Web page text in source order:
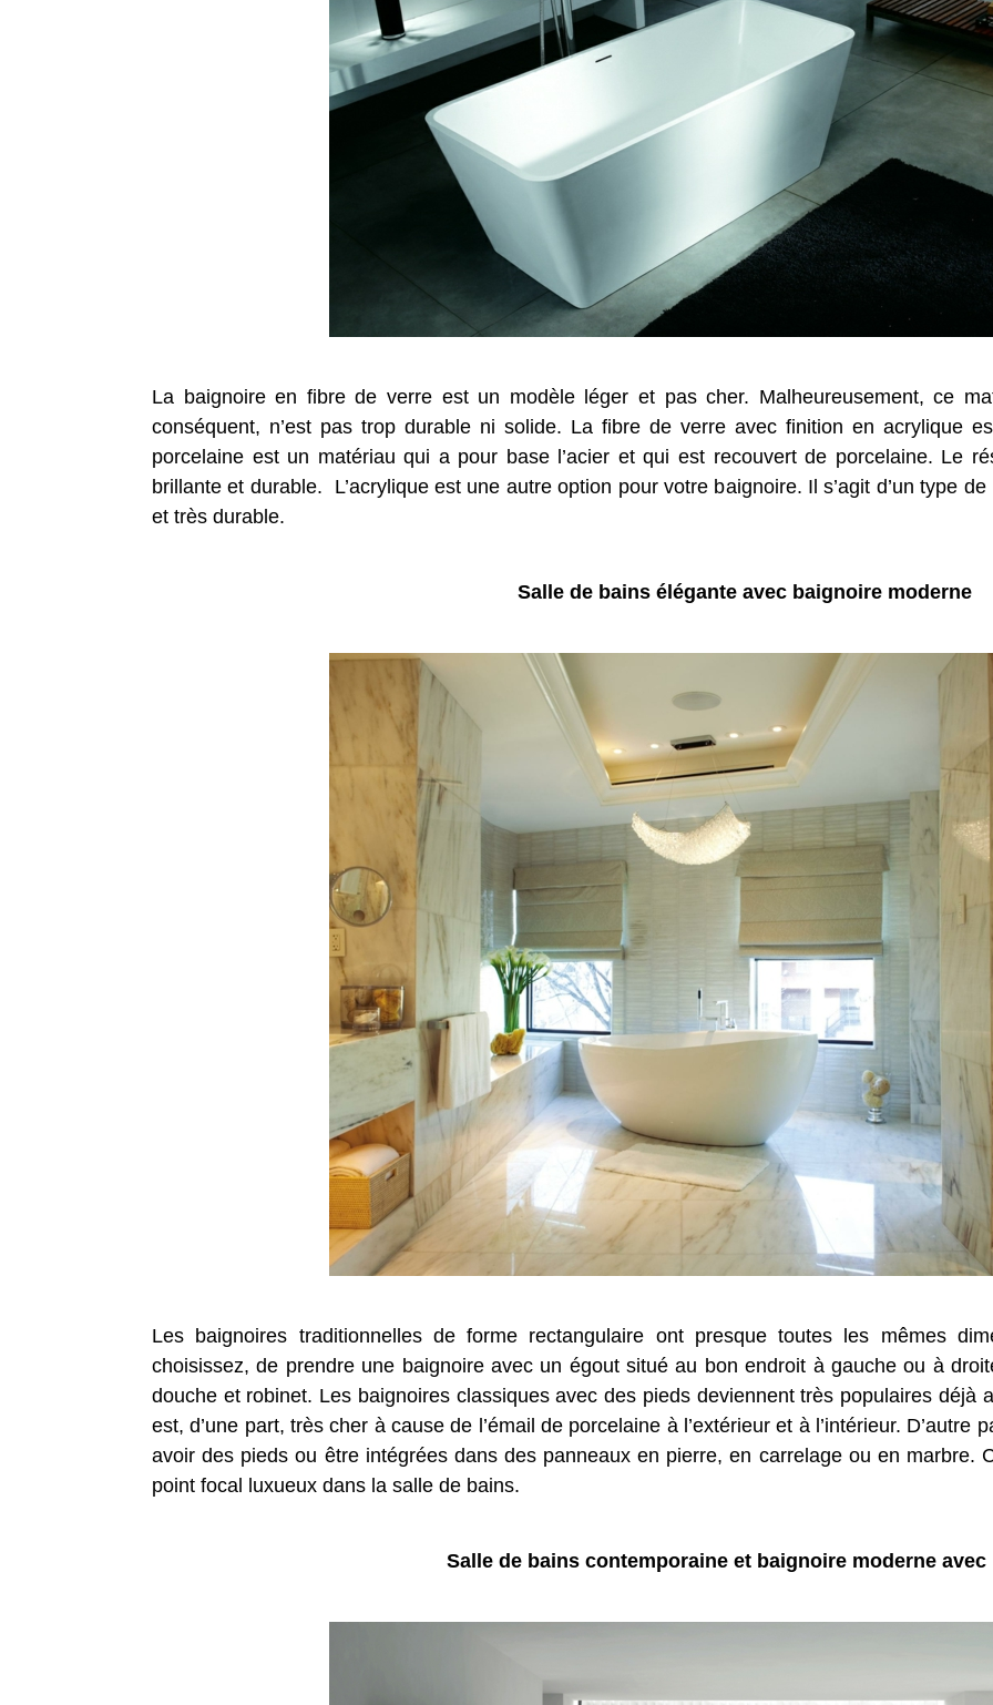
La baignoire en fibre de verre est un modèle léger et pas cher. Malheureusement, ce
conséquent, n’est pas trop durable ni solide. La fibre de verre avec finition en acrylique
porcelaine est un matériau qui a pour base l’acier et qui est recouvert de porcelaine. Le
brillante et durable. L’acrylique est une autre option pour votre baignoire. Il s’agit d’un type
et très durable.
Salle de bains élégante avec baignoire moderne
Les baignoires traditionnelles de forme rectangulaire ont presque toutes les mêmes
choisissez, de prendre une baignoire avec un égout situé au bon endroit à gauche ou à
douche et robinet. Les baignoires classiques avec des pieds deviennent très populaires déjà
est, d’une part, très cher à cause de l’émail de porcelaine à l’extérieur et à l’intérieur.
avoir des pieds ou être intégrées dans des panneaux en pierre, en carrelage ou en marbre.
point focal luxueux dans la salle de bains.
Salle de bains contemporaine et baignoire moderne avec